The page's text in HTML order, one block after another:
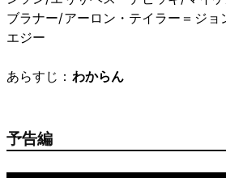
ブラナー/アーロン・テイラー＝ジ
エジー
あらすじ： わからん
予告編